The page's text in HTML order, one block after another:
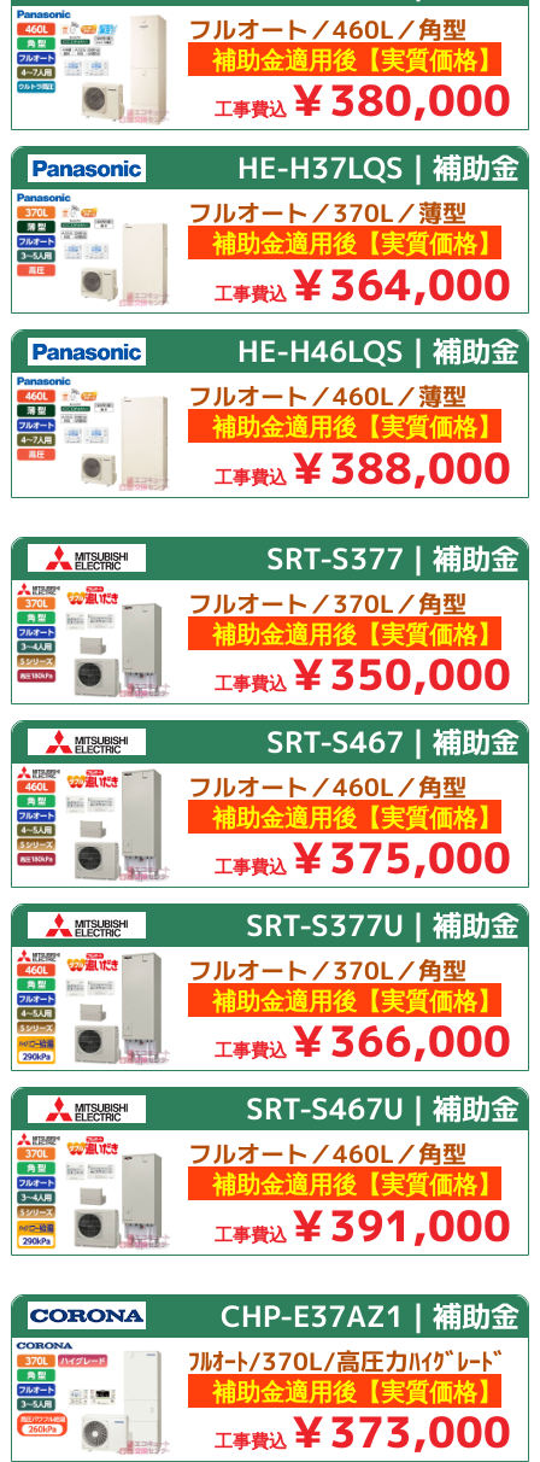
フルオート／460L／角型
補助金適用後【実質価格】
工事費込 ￥380,000
HE-H37LQS｜補助金
フルオート／370L／薄型
補助金適用後【実質価格】
工事費込 ￥364,000
HE-H46LQS｜補助金
フルオート／460L／薄型
補助金適用後【実質価格】
工事費込 ￥388,000
SRT-S377｜補助金
フルオート／370L／角型
補助金適用後【実質価格】
工事費込 ￥350,000
SRT-S467｜補助金
フルオート／460L／角型
補助金適用後【実質価格】
工事費込 ￥375,000
SRT-S377U｜補助金
フルオート／370L／角型
補助金適用後【実質価格】
工事費込 ￥366,000
SRT-S467U｜補助金
フルオート／460L／角型
補助金適用後【実質価格】
工事費込 ￥391,000
CHP-E37AZ1｜補助金
ﾌﾙｵｰﾄ/370L/高圧力ﾊｲｸﾞﾚｰﾄﾞ
補助金適用後【実質価格】
工事費込 ￥373,000